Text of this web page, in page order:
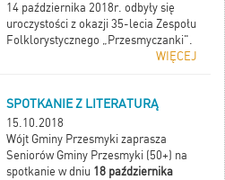
14 października 2018r. odbyły się
uroczystości z okazji 35-lecia Zespołu
Folklorystycznego „Przesmyczanki".
WIĘCEJ
SPOTKANIE Z LITERATURĄ
15.10.2018
Wójt Gminy Przesmyki zaprasza
Seniorów Gminy Przesmyki (50+) na
spotkanie w dniu 18 października